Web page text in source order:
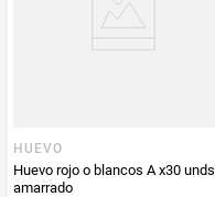
HUEVO
Huevo rojo o blancos A x30 unds
amarrado